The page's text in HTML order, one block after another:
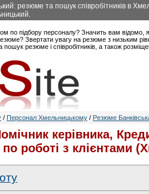
резюме та пошук співробітників в
по підбору персоналу? Значить вам відомо,
Звертати увагу на резюме з низьким
пошук резюме і співробітників, а також
/ Персонал Хмельницькому / Резюме
керівника,
роботі з клієнтами